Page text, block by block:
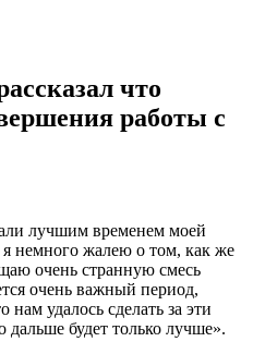
что
работы с
лучшим временем моей
немного жалею о том, как же
очень странную смесь
очень важный период,
нам удалось сделать за эти
будет только лучше».